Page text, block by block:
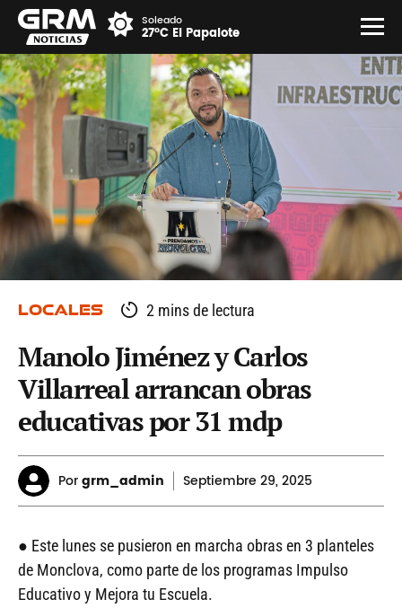
Soleado
27°C El Papalote
LOCALES 2 mins de lectura
Manolo Jiménez y Carlos
Villarreal arrancan obras
educativas por 31 mdp
Porgrm_admin Septiembre 29, 2025
● Este lunes se pusieron en marcha obras en 3 planteles
de Monclova, como parte de los programas Impulso
Educativo y Mejora tu Escuela.